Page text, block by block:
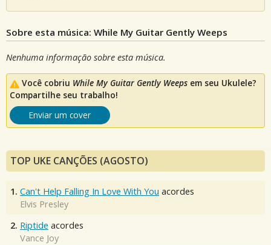
Sobre esta música: While My Guitar Gently Weeps
Nenhuma informação sobre esta música.
Você cobriu While My Guitar Gently Weeps em seu Ukulele?
Compartilhe seu trabalho!
Enviar um cover
TOP UKE CANÇÕES (AGOSTO)
1. Can't Help Falling In Love With You acordes
Elvis Presley
2. Riptide acordes
Vance Joy